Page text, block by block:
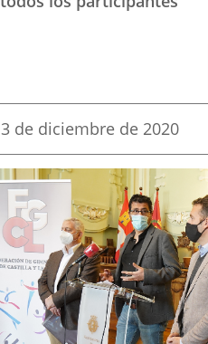
Fecha
la
noticia
3 de diciembre de 2020